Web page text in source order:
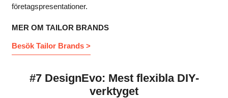
företagspresentationer.
MER OM TAILOR BRANDS
Besök Tailor Brands >
#7 DesignEvo: Mest flexibla DIY-
verktyget